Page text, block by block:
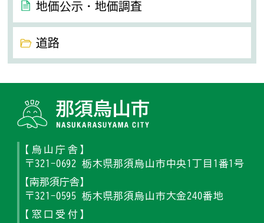
地価公示・地価調査
道路
【烏山庁舎】
〒321-0692 栃木県那須烏山市中央1丁目1番1号
【南那須庁舎】
〒321-0595 栃木県那須烏山市大金240番地
【窓口受付】